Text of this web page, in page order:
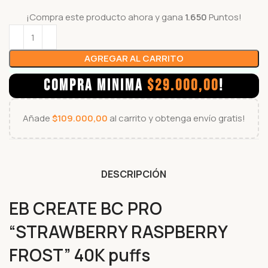
¡Compra este producto ahora y gana 1.650 Puntos!
AGREGAR AL CARRITO
COMPRA MINIMA $29.000,00!
Añade$109.000,00 al carrito y obtenga envío gratis!
DESCRIPCIÓN
EB CREATE BC PRO
“STRAWBERRY RASPBERRY
FROST” 40K puffs